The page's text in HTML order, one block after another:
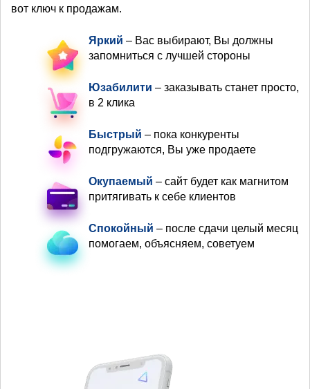
вот ключ к продажам.
Яркий – Вас выбирают, Вы должны
запомниться с лучшей стороны
Юзабилити – заказывать станет просто,
в 2 клика
Быстрый – пока конкуренты
подгружаются, Вы уже продаете
Окупаемый – сайт будет как магнитом
притягивать к себе клиентов
Спокойный – после сдачи целый месяц
помогаем, объясняем, советуем